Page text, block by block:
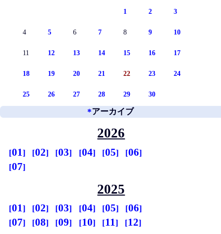
1 2 3
4 5 6 7 8 9 10
11 12 13 14 15 16 17
18 19 20 21 22 23 24
25 26 27 28 29 30
*アーカイブ
2026
01 02 03 04 05
06
07
2025
01 02 03 04 05
06
07
08 09 10 11 12